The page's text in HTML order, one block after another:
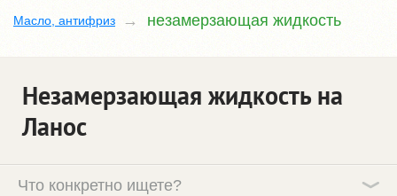
Масло, антифриз
незамерзающая жидкость
Незамерзающая жидкость на
Ланос
Что конкретно ищете?